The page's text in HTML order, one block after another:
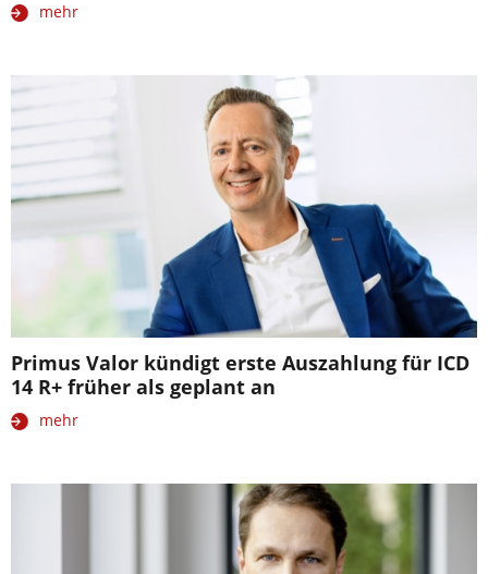
mehr
Primus Valor kündigt erste Auszahlung für ICD
14 R+ früher als geplant an
mehr